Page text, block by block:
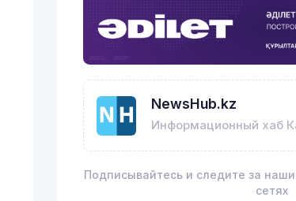
NewsHub.kz
Информационный хаб
Подписывайтесь и следите за
сетях